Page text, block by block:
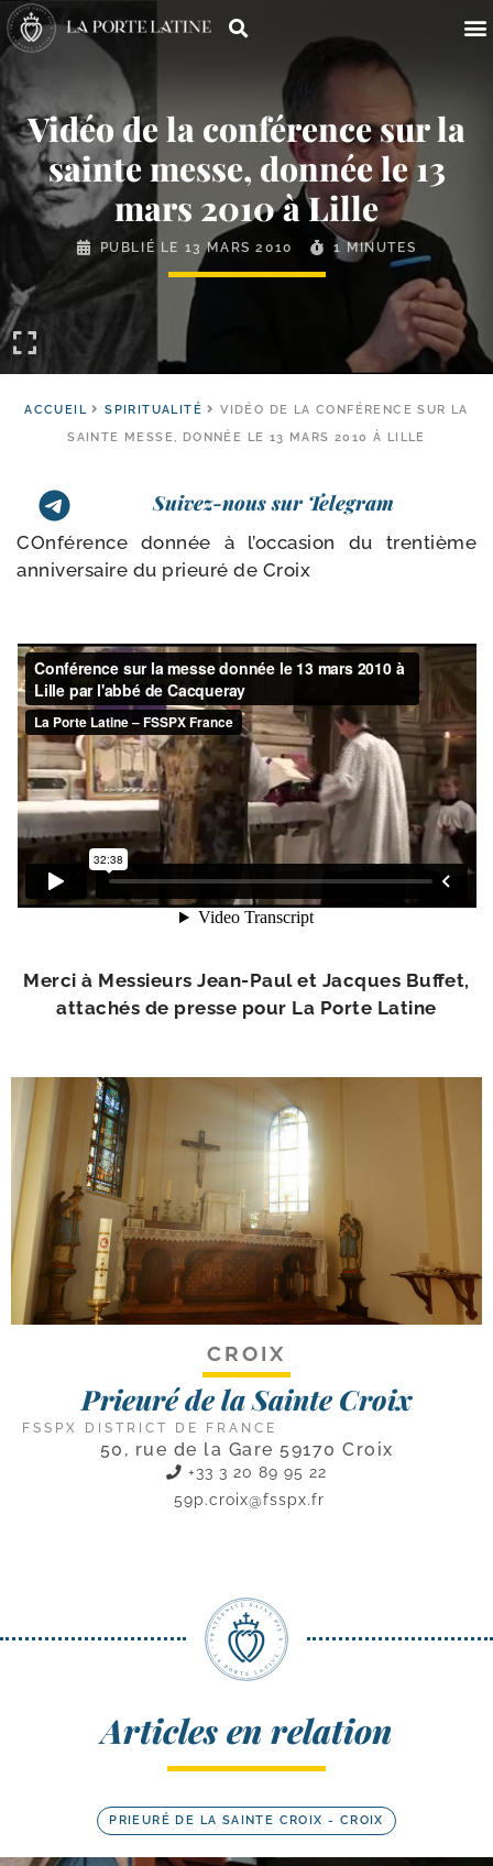
Vidéo de la conférence sur la
sainte messe, donnée le 13
mars 2010 à Lille
PUBLIÉ LE 13 MARS 2010 1 MINUTES
ACCUEIL SPIRITUALITÉ
VIDÉO DE LA CONFÉRENCE SUR LA
SAINTE MESSE, DONNÉE LE 13 MARS 2010 À LILLE
Suivez-nous sur Telegram
COnférence don­née à l’oc­ca­sion du tren­tième
anni­ver­saire du prieu­ré de Croix
Merci à Messieurs Jean-​Paul et Jacques Buffet,
atta­chés de presse pour La Porte Latine
CROIX
Prieuré de la Sainte Croix
FSSPX DISTRICT DE FRANCE
50, rue de la Gare 59170 Croix
+33 3 20 89 95 22
59p.croix@fsspx.fr
Articles en relation
PRIEURÉ DE LA SAINTE CROIX - CROIX